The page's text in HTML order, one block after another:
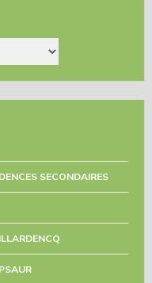
SECONDAIRES